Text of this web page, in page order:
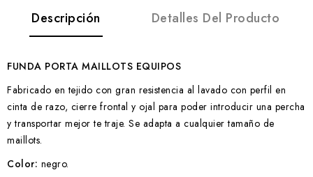
Descripción Detalles Del Producto
FUNDA PORTA MAILLOTS EQUIPOS
Fabricado en tejido con gran resistencia al lavado con perfil en
cinta de razo, cierre frontal y ojal para poder introducir una percha
y transportar mejor te traje. Se adapta a cualquier tamaño de
maillots.
Color: negro.